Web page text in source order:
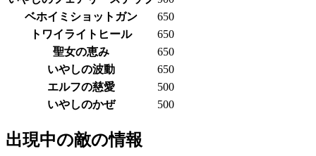
ベホイミショットガン
650
トワイライトヒール
650
聖女の恵み
650
いやしの波動
650
エルフの慈愛
500
いやしのかぜ
500
出現中の敵の情報